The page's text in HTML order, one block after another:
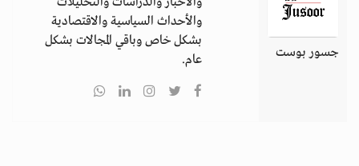
جسور بوست
والأحداث السياسية والاقتصادية
بشكل خاص وباقي المجالات بشكل
عام.